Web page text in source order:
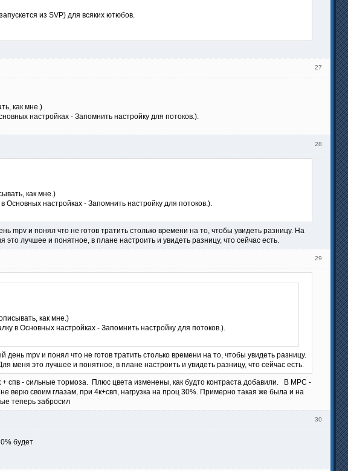
из SVP) для всяких ютюбов.
27
как мне.)
настройках - Запомнить настройку для потоков.).
28
как мне.)
Основных настройках - Запомнить настройку для потоков.).
mpv и понял что не готов тратить столько времени на то, чтобы увидеть разницу. На
лучшее и понятное, в плане настроить и увидеть разницу, что сейчас есть.
29
как мне.)
в Основных настройках - Запомнить настройку для потоков.).
mpv и понял что не готов тратить столько времени на то, чтобы увидеть разницу.
меня это лучшее и понятное, в плане настроить и увидеть разницу, что сейчас есть.
спв - сильные тормоза. Плюс цвета изменены, как будто контраста добавили. В MPC -
своим глазам, при 4к+свп, нагрузка на проц 30%. Примерно такая же была и на
теперь забросил
30
будет